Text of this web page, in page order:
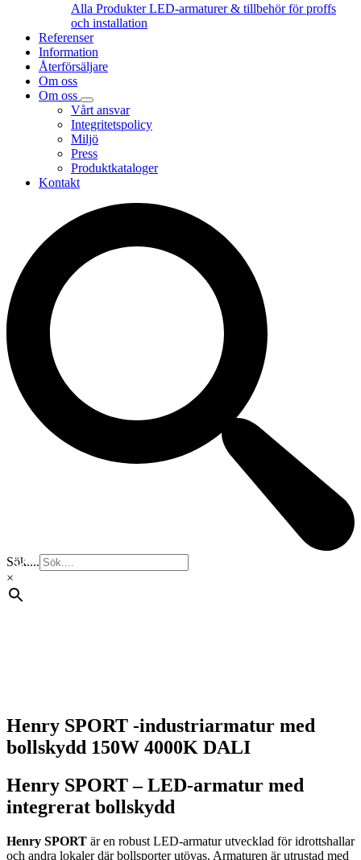
Alla Produkter LED-armaturer & tillbehör för proffs
och installation
Referenser
Information
Återförsäljare
Om oss
Om oss
Vårt ansvar
Integritetspolicy
Miljö
Press
Produktkataloger
Kontakt
Sök....
×
Henry SPORT -industriarmatur med
bollskydd 150W 4000K DALI
Henry SPORT – LED-armatur med
integrerat bollskydd
Henry SPORT är en robust LED-armatur utvecklad för idrottshallar
och andra lokaler där bollsporter utövas. Armaturen är utrustad med